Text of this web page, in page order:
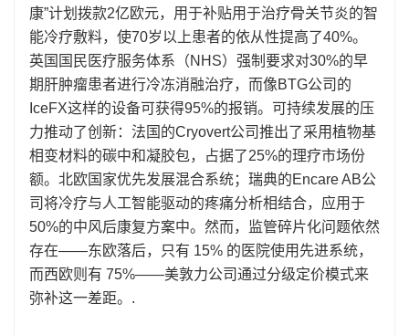
康”计划拨款2亿欧元，用于补贴用于治疗骨关节炎的智
能冷疗敷料，使70岁以上患者的依从性提高了40%。
英国国民医疗服务体系（NHS）强制要求对30%的早
期肝肿瘤患者进行冷冻消融治疗，而像BTG公司的
IceFX这样的设备可获得95%的报销。可持续发展的压
力推动了创新：法国的Cryovert公司推出了采用植物基
相变材料的碳中和凝胶包，占据了25%的理疗市场份
额。北欧国家优先发展混合系统；瑞典的Encare AB公
司将冷疗与人工智能驱动的疼痛分析相结合，应用于
50%的中风后康复方案中。然而，监管碎片化问题依然
存在——东欧落后，只有 15% 的医院使用先进系统，
而西欧则有 75%——美敦力公司通过分级定价模式来
弥补这一差距。.